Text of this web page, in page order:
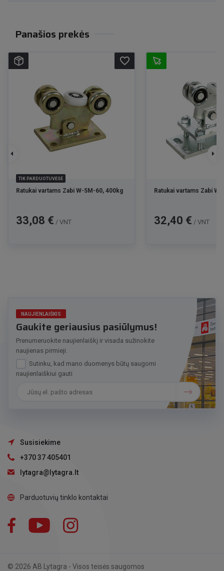
Panašios prekės
TIK PARDUOTUVĖSE
Ratukai vartams Zabi W-5M-60, 400kg
Kaina
33,08 € / VNT
favorite_border
Ratukai vartams Zabi
Kaina
32,40 € / VNT
NAUJIENLAIŠKIS
Gaukite geriausius pasiūlymus!
Prenumeruokite naujienlaiškį ir visada sužinokite
naujienas pirmieji.
Sutinku, kad mano duomenys būtų saugomi
naujienlaiškiui gauti
Susisiekime
+370 37 405401
lytagra@lytagra.lt
Parduotuvių tinklo kontaktai
Facebook YouTube
© 2026 AB Lytagra - Visos teisės saugomos